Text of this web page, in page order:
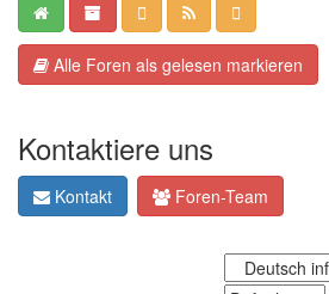
Alle Foren als gelesen markieren
Kontaktiere uns
Kontakt Foren-Team